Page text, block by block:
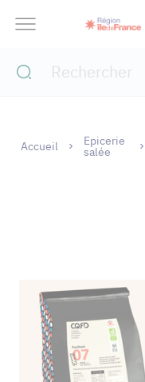
Accueil Epicerie
salée